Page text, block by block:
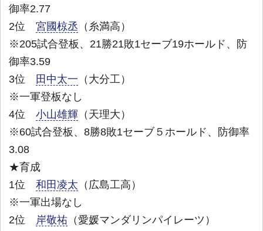
御率2.77
2位 宮國椋丞 （糸満高）
※205試合登板、21勝21敗1セーブ19ホールド、防
御率3.59
3位
田中太一 （大分工）
※一軍登板なし
4位 小山雄輝 （天理大）
※60試合登板、8勝8敗1セーブ５ホールド、防御率
3.08
★育成
1位 和田凌太 （広島工高）
※一軍出場なし
2位 岸敬祐 （愛媛マンダリンパイレーツ）